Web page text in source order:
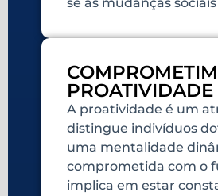
PROATIVIDADE
A proatividade é um
distingue indivíduos
uma mentalidade
comprometida com o
implica em estar